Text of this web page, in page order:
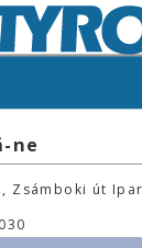
ne
Zsámboki út